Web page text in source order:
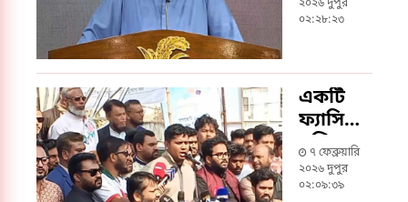
দল
হিজাব
প্রস্তুত
রেখেছে:
মাহদি
আমিন
২০২৬ দুপুর
০২:২৮:২৩
একটি
ফ্যাসিস্ট
শক্তি
আবারও
ভোটকেন্দ্র
৭ ফেব্রুয়ারি
২০২৬ দুপুর
০২:০৯:৩৯